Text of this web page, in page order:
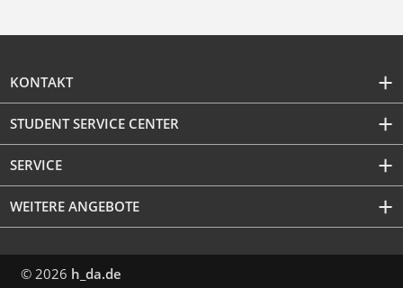
KONTAKT
STUDENT SERVICE CENTER
SERVICE
WEITERE ANGEBOTE
© 2026 h_da.de